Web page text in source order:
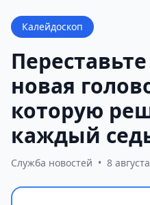
Калейдоскоп
новая
которую
каждый
Служба новостей • 8